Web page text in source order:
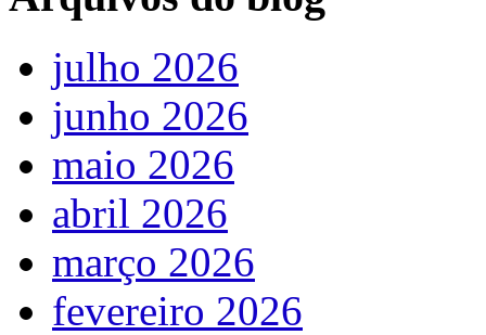
julho 2026
junho 2026
maio 2026
abril 2026
março 2026
fevereiro 2026